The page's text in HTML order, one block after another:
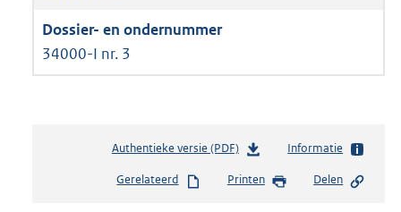
34000-I nr. 3
Authentieke versie (PDF)b
s
Informatie
Gerelateerd Printen Delen